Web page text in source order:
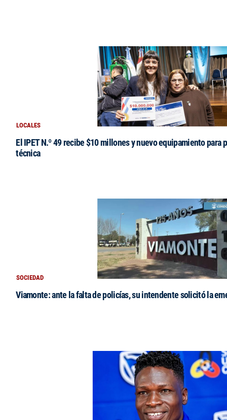
LOCALES
El IPET N.º 49 recibe $10 millones y nuevo equipamiento para
técnica
SOCIEDAD
Viamonte: ante la falta de policías, su intendente solicitó la